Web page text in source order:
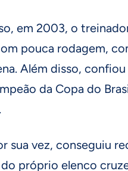
em 2003, o
pouca rodagem,
Além disso,
da Copa do
sua vez, conseguiu
próprio elenco